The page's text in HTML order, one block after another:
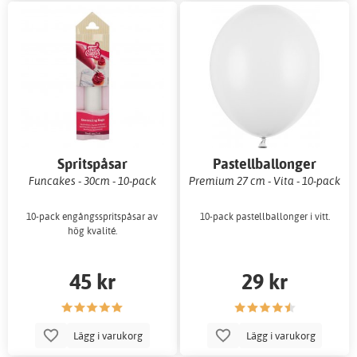
Spritspåsar
Funcakes - 30cm - 10-pack
10-pack engångsspritspåsar av
hög kvalité.
45 kr
Lägg i varukorg
Pastellballonger
Premium 27 cm - Vita - 10-pack
10-pack pastellballonger i vitt.
29 kr
Lägg i varukorg